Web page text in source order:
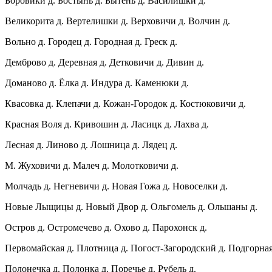
Великорита д. Вертелишки д. Верховичи д. Волчин д.
Вольно д. Городец д. Городная д. Греск д.
Демброво д. Деревная д. Детковичи д. Дивин д.
Доманово д. Ёлка д. Индура д. Каменюки д.
Квасовка д. Клепачи д. Кожан-Городок д. Костюковичи д.
Красная Воля д. Кривошин д. Ласицк д. Лахва д.
Лесная д. Линово д. Лошница д. Лядец д.
М. Жуховичи д. Малеч д. Молотковичи д.
Молчадь д. Негневичи д. Новая Гожа д. Новоселки д.
Новые Лыщицы д. Новый Двор д. Ольгомель д. Ольшаны д.
Остров д. Остромечево д. Охово д. Парохонск д.
Первомайская д. Плотница д. Погост-Загородский д.
Полонечка д. Полонка д. Поречье д. Рубель д.